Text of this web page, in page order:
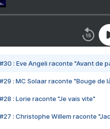
#30 : Eve Angeli raconte "Avant de
#29 : MC Solaar raconte "Bouge de
#28 : Lorie raconte "Je vais vite"
#27 : Christophe Willem raconte